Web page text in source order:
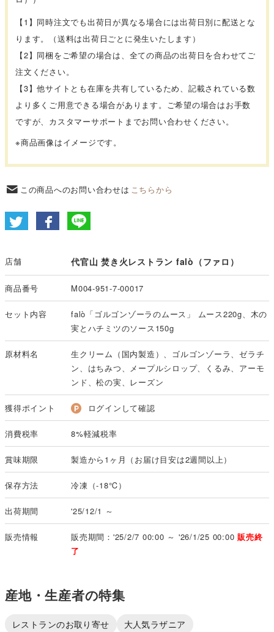
【1】同時注文でも出荷日が異なる場合には出荷日別に配送とな
ります。（送料は出荷日ごとに発生いたします）
【2】同梱をご希望の場合は、全ての商品の出荷日を合わせてご
注文ください。
【3】他サイトとも在庫を共有しているため、記載されている数
より多くご用意できる場合があります。ご希望の場合はお手数
ですが、カスタマーサポートまでお問い合わせください。
※商品画像はイメージです。
この商品へのお問い合わせは こちらから
店舗 代官山 焚き火レストラン falò（ファロ）
商品番号 M004-951-7-00017
セット内容
falò「ゴルゴンゾーラのムース」 ムース220g、木の
実とハチミツのソース150g
原材料名
生クリーム（国内製造）、ゴルゴンゾーラ、ゼラチ
ン、はちみつ、メープルシロップ、くるみ、アーモ
ンド、松の実、レーズン
獲得ポイント ログインして確認
消費税率 8%軽減税率
賞味期限 製造から1ヶ月（お届け目安は2週間以上）
保存方法 冷凍（-18℃）
出荷期間 '25/12/1 ～
販売情報 販売期間：'25/2/7 00:00 ～ '26/1/25 00:00販売終
了
産地・生産者の特集
レストランのお取り寄せ
大人気ラザニア